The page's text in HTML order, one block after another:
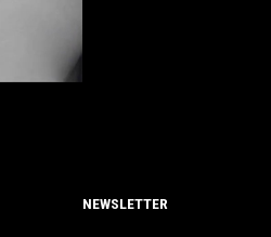
NEWSLETTER